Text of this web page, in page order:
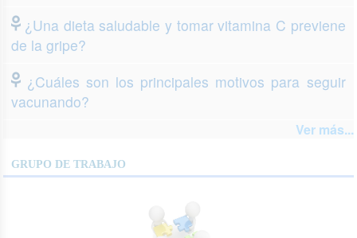
¿Una dieta saludable y tomar vitamina C previene
de la gripe?
¿Cuáles son los principales motivos para seguir
vacunando?
Ver más...
GRUPO DE TRABAJO